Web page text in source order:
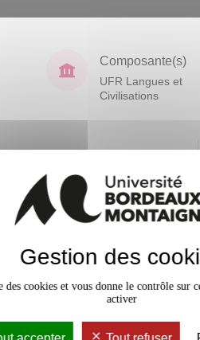
Composante(s)
UFR Langues et
Civilisations
en
à des situations
l’étudiant est
avec un dossier
de ce problème met
mais aussi de
principaux : work
Gestion des
des cookies et vous donne le contrôle sur
activer